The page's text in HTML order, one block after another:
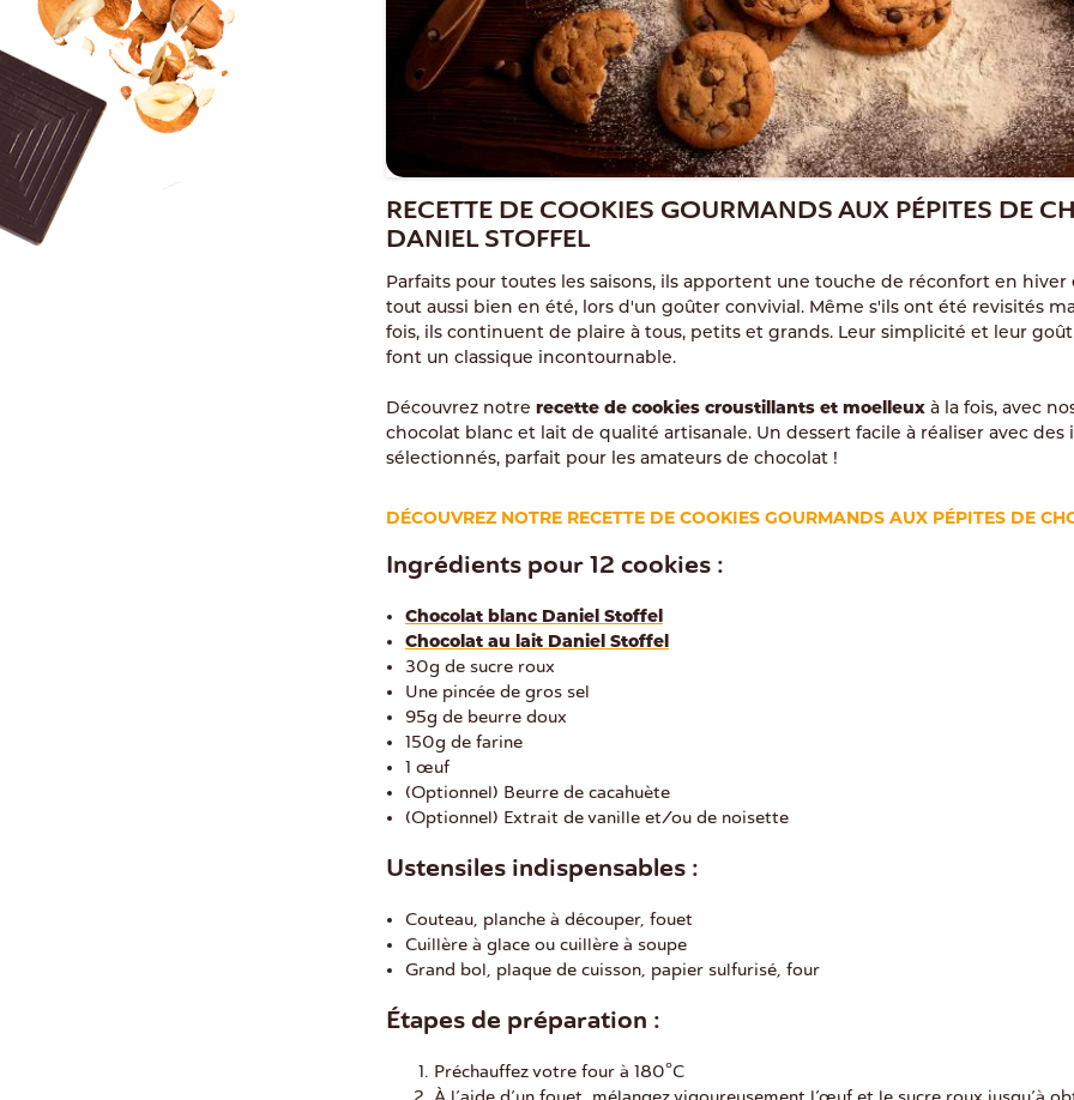
RECETTE DE COOKIES GOURMANDS AUX PÉPITES DE
DANIEL STOFFEL
Parfaits pour toutes les saisons, ils apportent une touche de réconfort en
tout aussi bien en été, lors d'un goûter convivial. Même s'ils ont été revisités
fois, ils continuent de plaire à tous, petits et grands. Leur simplicité et leur
font un classique incontournable.
Découvrez notre recette de cookies croustillants et moelleux à la fois, avec
chocolat blanc et lait de qualité artisanale. Un dessert facile à réaliser avec
sélectionnés, parfait pour les amateurs de chocolat !
DÉCOUVREZ NOTRE RECETTE DE COOKIES GOURMANDS AUX PÉPITES DE
Ingrédients pour 12 cookies :
Chocolat blanc Daniel Stoffel
Chocolat au lait Daniel Stoffel
30g de sucre roux
Une pincée de gros sel
95g de beurre doux
150g de farine
1 œuf
(Optionnel) Beurre de cacahuète
(Optionnel) Extrait de vanille et/ou de noisette
Ustensiles indispensables :
Couteau, planche à découper, fouet
Cuillère à glace ou cuillère à soupe
Grand bol, plaque de cuisson, papier sulfurisé, four
Étapes de préparation :
Préchauffez votre four à 180°C